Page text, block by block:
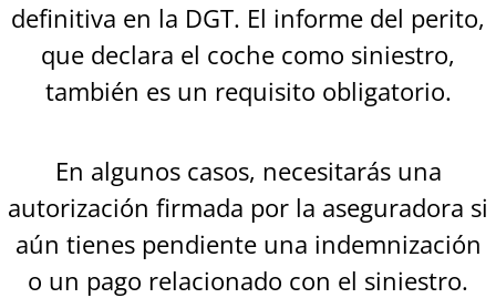
definitiva en la DGT. El informe del perito,
que declara el coche como siniestro,
también es un requisito obligatorio.
En algunos casos, necesitarás una
autorización firmada por la aseguradora si
aún tienes pendiente una indemnización
o un pago relacionado con el siniestro.